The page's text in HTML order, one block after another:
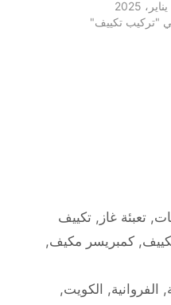
"تركيب تكييف"
,تعبئة غاز ,تكييف
, كمبريسر مكيف,
, الفروانية, الكويت,